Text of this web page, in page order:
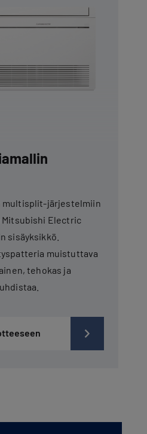
multisplit-järjestelmiin
Mitsubishi Electric
sisäyksikkö.
muistuttava
tehokas ja